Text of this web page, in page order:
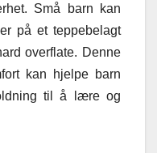
Små barn kan
på et teppebelagt
overflate. Denne
kan hjelpe barn
til å lære og